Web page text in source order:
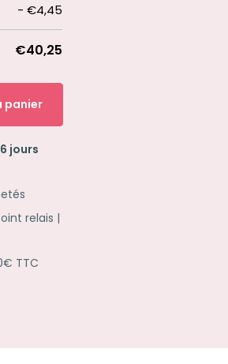
-€4,45
€40,25
panier
jours
relais |
TTC